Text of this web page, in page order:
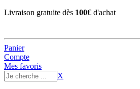
Livraison gratuite dès 100€ d'achat
Panier
Compte
Mes favoris
X